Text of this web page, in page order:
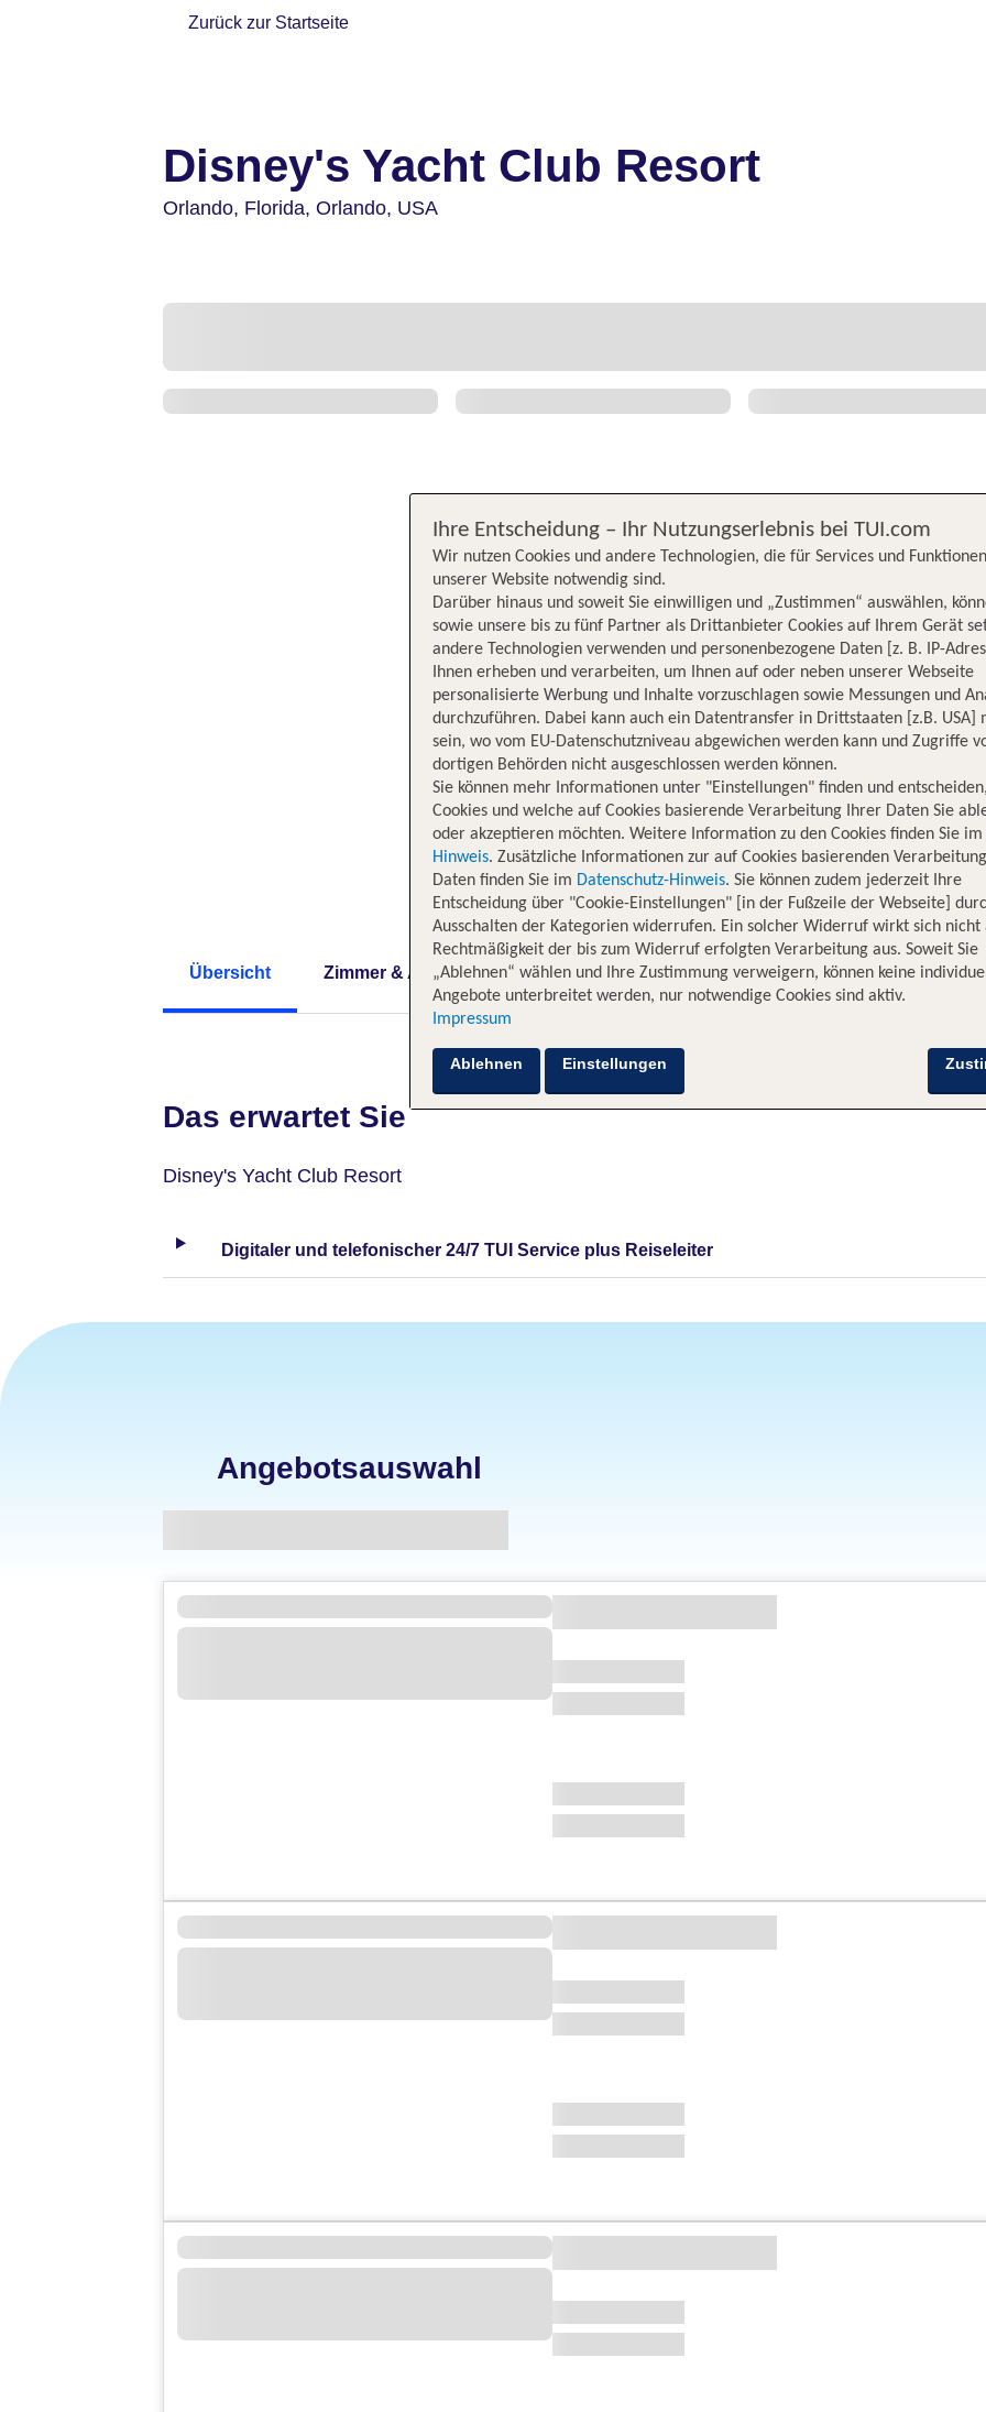
Zurück zur Startseite
Disney's Yacht Club Resort
Orlando, Florida, Orlando, USA
Übersicht Zimmer & Angebote Hotelinformationen Lage Bewertungen
Das erwartet Sie
Disney's Yacht Club Resort
Digitaler und telefonischer 24/7 TUI Service plus Reiseleiter
Angebotsauswahl
Ihre Entscheidung – Ihr Nutzungserlebnis bei TUI.com
Wir nutzen Cookies und andere Technologien, die für Services und
unserer Website notwendig sind.
Darüber hinaus und soweit Sie einwilligen und „Zustimmen“ auswählen,
sowie unsere bis zu fünf Partner als Drittanbieter Cookies auf Ihrem Gerät
andere Technologien verwenden und personenbezogene Daten [z. B. IP-
Ihnen erheben und verarbeiten, um Ihnen auf oder neben unserer Webseite
personalisierte Werbung und Inhalte vorzuschlagen sowie Messungen und
durchzuführen. Dabei kann auch ein Datentransfer in Drittstaaten [z.B. USA]
sein, wo vom EU-Datenschutzniveau abgewichen werden kann und Zugriffe
dortigen Behörden nicht ausgeschlossen werden können.
Sie können mehr Informationen unter "Einstellungen" finden und
Cookies und welche auf Cookies basierende Verarbeitung Ihrer Daten Sie
oder akzeptieren möchten. Weitere Information zu den Cookies finden Sie im
Hinweis. Zusätzliche Informationen zur auf Cookies basierenden
Daten finden Sie im Datenschutz-Hinweis. Sie können zudem jederzeit Ihre
Entscheidung über "Cookie-Einstellungen" [in der Fußzeile der Webseite]
Ausschalten der Kategorien widerrufen. Ein solcher Widerruf wirkt sich nicht
Rechtmäßigkeit der bis zum Widerruf erfolgten Verarbeitung aus. Soweit Sie
„Ablehnen“ wählen und Ihre Zustimmung verweigern, können keine
Angebote unterbreitet werden, nur notwendige Cookies sind aktiv.
Impressum
Ablehnen Einstellungen